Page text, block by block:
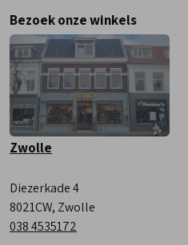
Vrijdag
Zaterdag
Bezoek onze winkels
Zwolle
Diezerkade 4
8021CW, Zwolle
038 4535172